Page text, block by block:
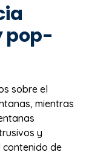
pop-
sobre el
mientras
y
contenido de